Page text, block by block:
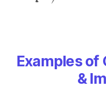
Examples of
&